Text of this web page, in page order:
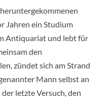
Jahren ein Studium
Antiquariat und lebt für
den
zündet sich am Strand
Mann selbst an
letzte Versuch, den